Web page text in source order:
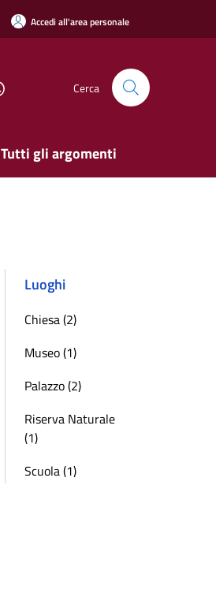
Accedi all'area personale
Cerca
Tutti gli argomenti
Luoghi
Chiesa (2)
Museo (1)
Palazzo (2)
Riserva Naturale
(1)
Scuola (1)